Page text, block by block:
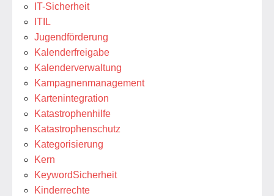
IT-Sicherheit
ITIL
Jugendförderung
Kalenderfreigabe
Kalenderverwaltung
Kampagnenmanagement
Kartenintegration
Katastrophenhilfe
Katastrophenschutz
Kategorisierung
Kern
KeywordSicherheit
Kinderrechte